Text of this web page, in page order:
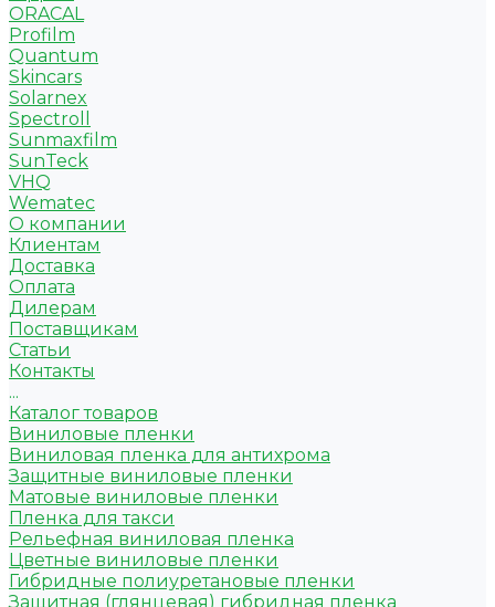
ORACAL
Profilm
Quantum
Skincars
Solarnex
Spectroll
Sunmaxfilm
SunTeck
VHQ
Wematec
О компании
Клиентам
Доставка
Оплата
Дилерам
Поставщикам
Статьи
Контакты
...
Каталог товаров
Виниловые пленки
Виниловая пленка для антихрома
Защитные виниловые пленки
Матовые виниловые пленки
Пленка для такси
Рельефная виниловая пленка
Цветные виниловые пленки
Гибридные полиуретановые пленки
Защитная (глянцевая) гибридная пленка